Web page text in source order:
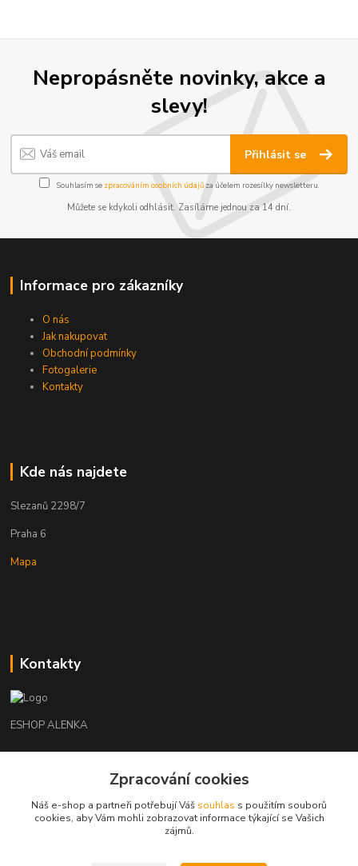
Nepropásněte novinky, akce a
slevy!
Přihlásit se
Souhlasím se zpracováním osobních údajůza účelem rozesílky newsletteru.
Můžete se kdykoli odhlásit. Zasíláme jednou za 14 dní.
Informace pro zákazníky
O nás
Jak nakupovat
Obchodní podmínky
Fotogalerie
Kontakty
Kde nás najdete
Slezanů 2298/7
Praha 6
Mapa
Kontakty
ESHOP ALENKA
+420602541312
orechovka@inmes.cz
Zpracování cookies
Náš e-shop a partneři potřebují Váš souhlas s použitím souborů
cookies, aby Vám mohli zobrazovat informace týkající se Vašich
zájmů.